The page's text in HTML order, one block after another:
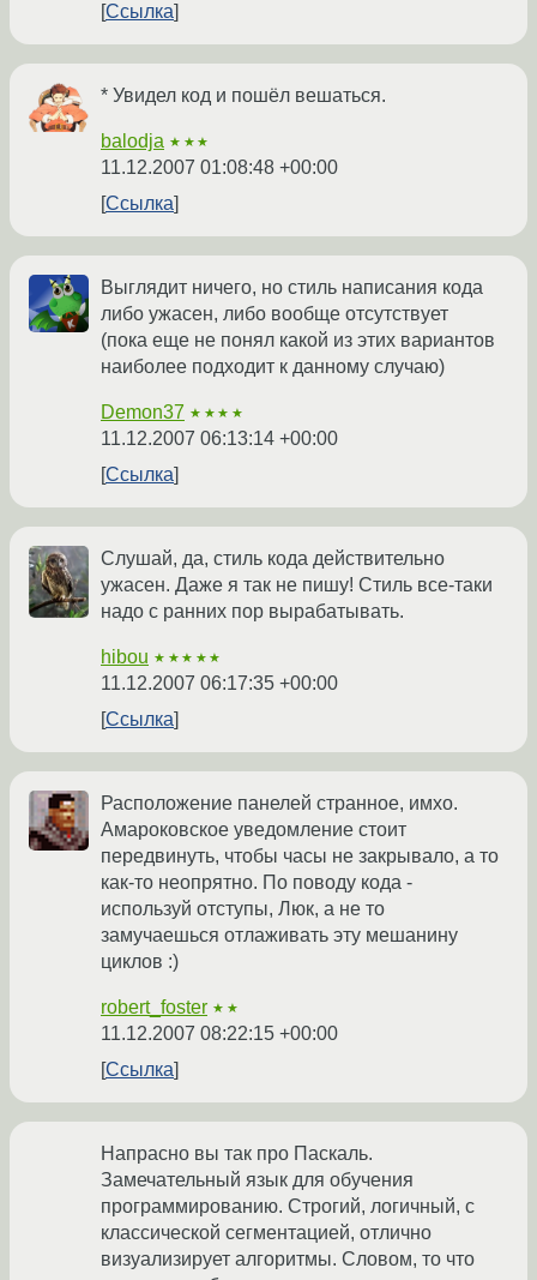
Ссылка
* Увидел код и пошёл вешаться.
balodja ★★★
11.12.2007 01:08:48 +00:00
Ссылка
Выглядит ничего, но стиль написания кода
либо ужасен, либо вообще отсутствует
(пока еще не понял какой из этих вариантов
наиболее подходит к данному случаю)
Demon37 ★★★★
11.12.2007 06:13:14 +00:00
Ссылка
Слушай, да, стиль кода действительно
ужасен. Даже я так не пишу! Стиль все-таки
надо с ранних пор вырабатывать.
hibou ★★★★★
11.12.2007 06:17:35 +00:00
Ссылка
Расположение панелей странное, имхо.
Амароковское уведомление стоит
передвинуть, чтобы часы не закрывало, а то
как-то неопрятно. По поводу кода -
используй отступы, Люк, а не то
замучаешься отлаживать эту мешанину
циклов :)
robert_foster ★★
11.12.2007 08:22:15 +00:00
Ссылка
Напрасно вы так про Паскаль.
Замечательный язык для обучения
программированию. Строгий, логичный, с
классической сегментацией, отлично
визуализирует алгоритмы. Словом, то что